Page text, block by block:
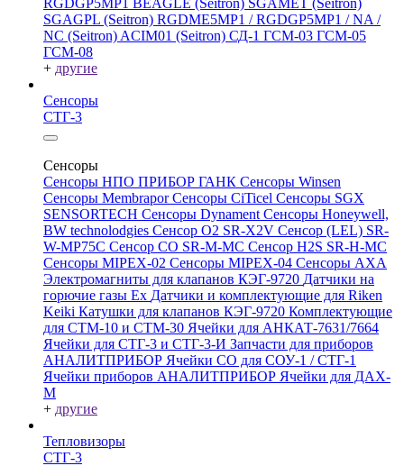
RGDGP5MP1 BEAGLE (Seitron) SGAMET (Seitron)
SGAGPL (Seitron) RGDME5MP1 / RGDGP5MP1 / NA /
NC (Seitron) ACIM01 (Seitron) СД-1 ГСМ-03 ГСМ-05
ГСМ-08
+ другие
Сенсоры
СТГ-3
Сенсоры
Сенсоры НПО ПРИБОР ГАНК Сенсоры Winsen
Сенсоры MembraporСенсоры CiTicel Сенсоры SGX
SENSORTECH Сенсоры Dynament Сенсоры Honeywell,
BW technolodgies Сенсор O2 SR-X2V Сенсор (LEL) SR-
W-MP75C Сенсор CO SR-M-MC Сенсор H2S SR-H-MC
Сенсоры MIPEX-02 Сенсоры MIPEX-04 Сенсоры АХА
Электромагниты для клапанов КЭГ-9720 Датчики на
горючие газы Ex Датчики и комплектующие для Riken
Keiki Катушки для клапанов КЭГ-9720 Комплектующие
для СТМ-10 и СТМ-30 Ячейки для АНКАТ-7631/7664
Ячейки для СТГ-3 и СТГ-3-И Запчасти для приборов
АНАЛИТПРИБОР Ячейки CO для СОУ-1 / СТГ-1
Ячейки приборов АНАЛИТПРИБОР Ячейки для ДАХ-
М
+ другие
Тепловизоры
СТГ-3